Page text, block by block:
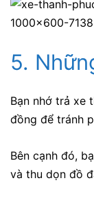
5.
Bạn nhớ trả xe
đồng để tránh
Bên cạnh đó,
và thu dọn đồ